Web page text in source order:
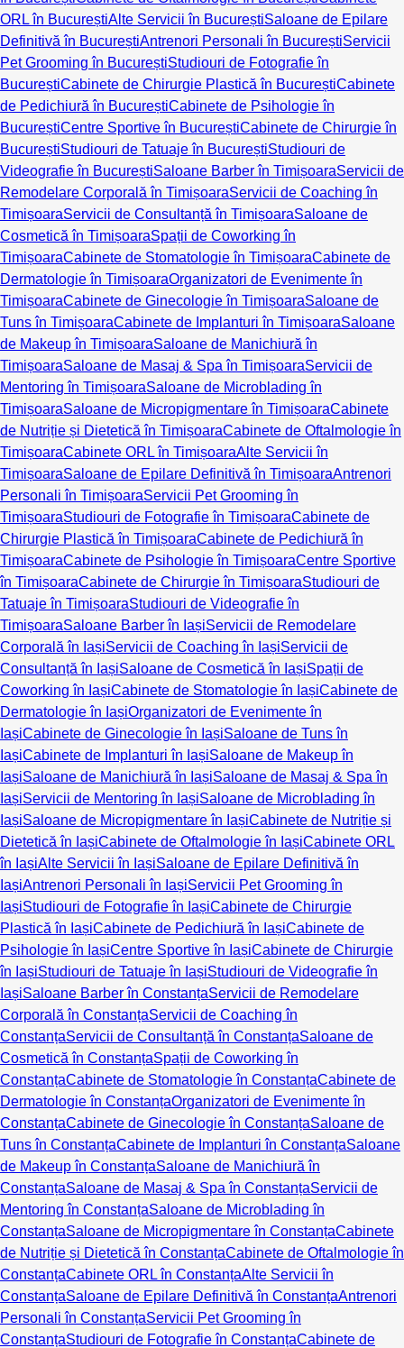
ORL în BucureștiAlte Servicii în BucureștiSaloane de Epilare
Definitivă în BucureștiAntrenori Personali în BucureștiServicii
Pet Grooming în BucureștiStudiouri de Fotografie în
BucureștiCabinete de Chirurgie Plastică în BucureștiCabinete
de Pedichiură în BucureștiCabinete de Psihologie în
BucureștiCentre Sportive în BucureștiCabinete de Chirurgie în
BucureștiStudiouri de Tatuaje în BucureștiStudiouri de
Videografie în BucureștiSaloane Barber în TimișoaraServicii de
Remodelare Corporală în TimișoaraServicii de Coaching în
TimișoaraServicii de Consultanță în TimișoaraSaloane de
Cosmetică în TimișoaraSpații de Coworking în
TimișoaraCabinete de Stomatologie în TimișoaraCabinete de
Dermatologie în TimișoaraOrganizatori de Evenimente în
TimișoaraCabinete de Ginecologie în TimișoaraSaloane de
Tuns în TimișoaraCabinete de Implanturi în TimișoaraSaloane
de Makeup în TimișoaraSaloane de Manichiură în
TimișoaraSaloane de Masaj & Spa în TimișoaraServicii de
Mentoring în TimișoaraSaloane de Microblading în
TimișoaraSaloane de Micropigmentare în TimișoaraCabinete
de Nutriție și Dietetică în TimișoaraCabinete de Oftalmologie în
TimișoaraCabinete ORL în TimișoaraAlte Servicii în
TimișoaraSaloane de Epilare Definitivă în TimișoaraAntrenori
Personali în TimișoaraServicii Pet Grooming în
TimișoaraStudiouri de Fotografie în TimișoaraCabinete de
Chirurgie Plastică în TimișoaraCabinete de Pedichiură în
TimișoaraCabinete de Psihologie în TimișoaraCentre Sportive
în TimișoaraCabinete de Chirurgie în TimișoaraStudiouri de
Tatuaje în TimișoaraStudiouri de Videografie în
TimișoaraSaloane Barber în IașiServicii de Remodelare
Corporală în IașiServicii de Coaching în IașiServicii de
Consultanță în IașiSaloane de Cosmetică în IașiSpații de
Coworking în IașiCabinete de Stomatologie în IașiCabinete de
Dermatologie în IașiOrganizatori de Evenimente în
IașiCabinete de Ginecologie în IașiSaloane de Tuns în
IașiCabinete de Implanturi în IașiSaloane de Makeup în
IașiSaloane de Manichiură în IașiSaloane de Masaj & Spa în
IașiServicii de Mentoring în IașiSaloane de Microblading în
IașiSaloane de Micropigmentare în IașiCabinete de Nutriție și
Dietetică în IașiCabinete de Oftalmologie în IașiCabinete ORL
în IașiAlte Servicii în IașiSaloane de Epilare Definitivă în
IașiAntrenori Personali în IașiServicii Pet Grooming în
IașiStudiouri de Fotografie în IașiCabinete de Chirurgie
Plastică în IașiCabinete de Pedichiură în IașiCabinete de
Psihologie în IașiCentre Sportive în IașiCabinete de Chirurgie
în IașiStudiouri de Tatuaje în IașiStudiouri de Videografie în
IașiSaloane Barber în ConstanțaServicii de Remodelare
Corporală în ConstanțaServicii de Coaching în
ConstanțaServicii de Consultanță în ConstanțaSaloane de
Cosmetică în ConstanțaSpații de Coworking în
ConstanțaCabinete de Stomatologie în ConstanțaCabinete de
Dermatologie în ConstanțaOrganizatori de Evenimente în
ConstanțaCabinete de Ginecologie în ConstanțaSaloane de
Tuns în ConstanțaCabinete de Implanturi în ConstanțaSaloane
de Makeup în ConstanțaSaloane de Manichiură în
ConstanțaSaloane de Masaj & Spa în ConstanțaServicii de
Mentoring în ConstanțaSaloane de Microblading în
ConstanțaSaloane de Micropigmentare în ConstanțaCabinete
de Nutriție și Dietetică în ConstanțaCabinete de Oftalmologie în
ConstanțaCabinete ORL în ConstanțaAlte Servicii în
ConstanțaSaloane de Epilare Definitivă în ConstanțaAntrenori
Personali în ConstanțaServicii Pet Grooming în
ConstanțaStudiouri de Fotografie în ConstanțaCabinete de